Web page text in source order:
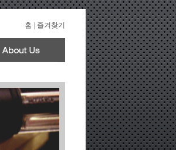
홈 즐겨찾기